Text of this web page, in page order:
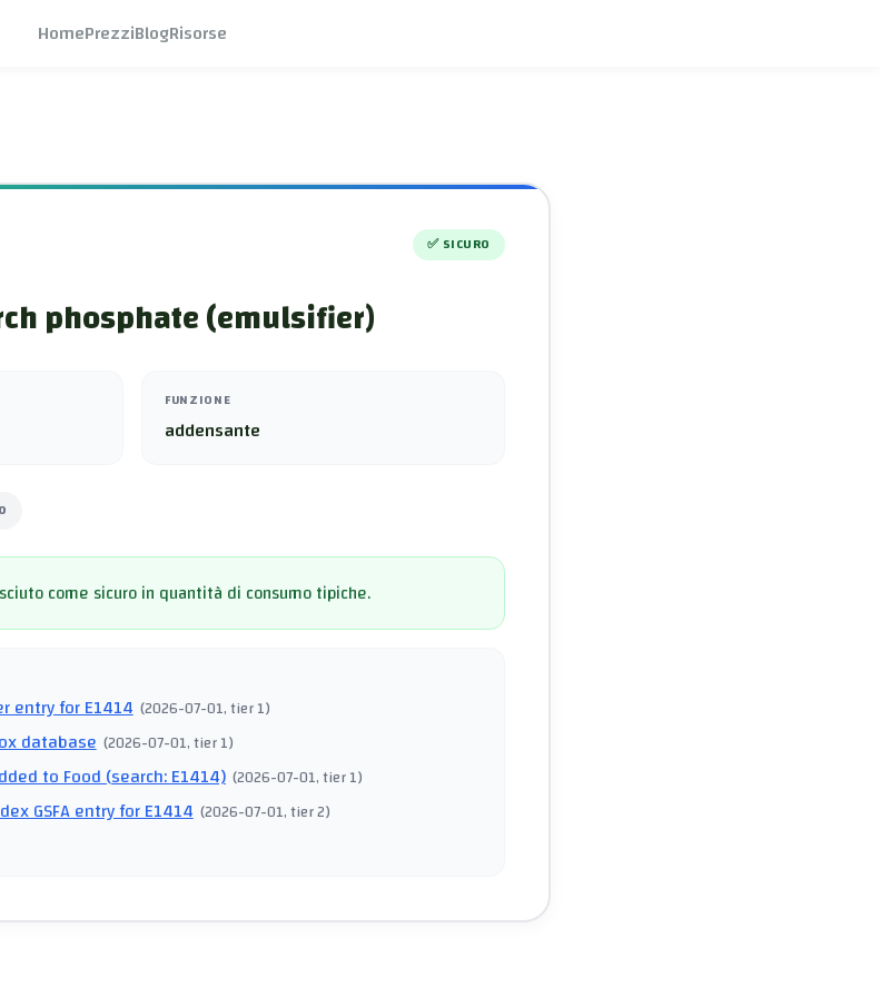
HomePrezziBlogRisorse
✅ SICURO
phosphate (emulsifier)
FUNZIONE
addensante
come sicuro in quantità di consumo tipiche.
entry for E1414 (2026-07-01, tier 1)
database (2026-07-01, tier 1)
to Food (search: E1414) (2026-07-01, tier 1)
GSFA entry for E1414 (2026-07-01, tier 2)